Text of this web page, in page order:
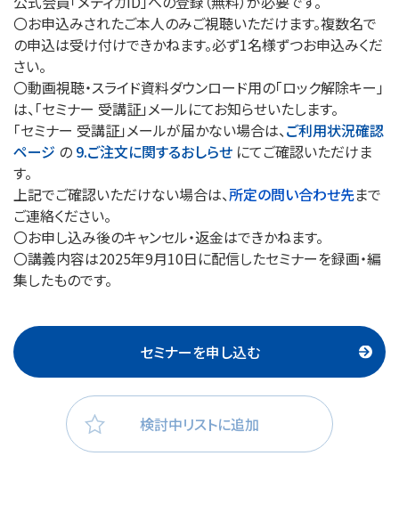
〇お申込みされたご本人のみご視聴いただけます。複数名で
の申込は受け付けできかねます。必ず1名様ずつお申込みくだ
さい。
〇動画視聴・スライド資料ダウンロード用の「ロック解除キー」
は、「セミナー 受講証」メールにてお知らせいたします。
「セミナー 受講証」メールが届かない場合は、ご利用状況確認
ページ の 9.ご注文に関するおしらせ にてご確認いただけま
す。
上記でご確認いただけない場合は、所定の問い合わせ先まで
ご連絡ください。
〇お申し込み後のキャンセル・返金はできかねます。
〇講義内容は2025年9月10日に配信したセミナーを録画・編
集したものです。
セミナーを申し込む
検討中リストに追加